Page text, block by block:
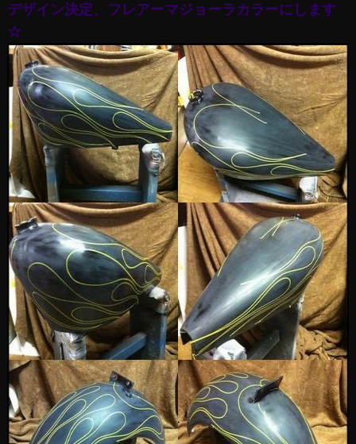
デザイン決定、フレアーマジョーラカラーにします
☆